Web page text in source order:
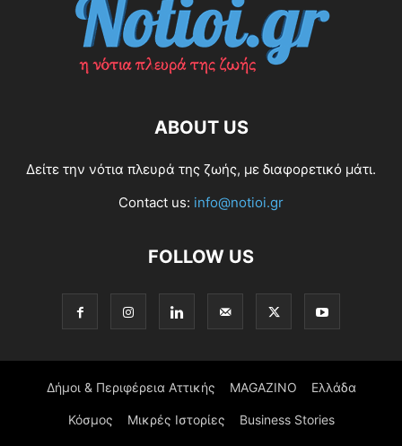
ABOUT US
Δείτε την νότια πλευρά της ζωής, με διαφορετικό μάτι.
Contact us: info@notioi.gr
FOLLOW US
Δήμοι & Περιφέρεια Αττικής MAGAZINO Ελλάδα
Κόσμος Μικρές Ιστορίες Business Stories